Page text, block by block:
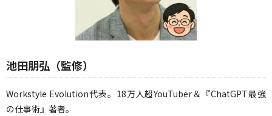
池田朋弘（監修）
Workstyle Evolution代表。18万人超YouTuber＆『ChatGPT最強
の仕事術』著者。